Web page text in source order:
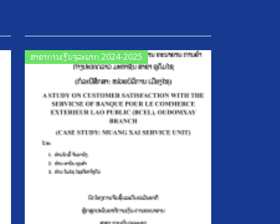
ສາຂາການເງິນຈຸລະພາກ 2024-2025
Posted
on